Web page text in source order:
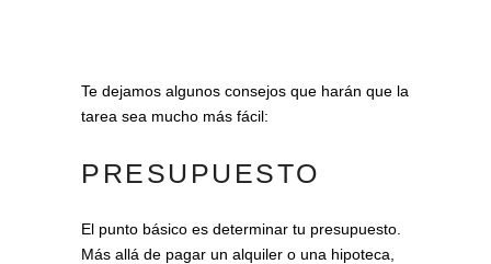
Te dejamos algunos consejos que harán que la
tarea sea mucho más fácil:
PRESUPUESTO
El punto básico es determinar tu presupuesto.
Más allá de pagar un alquiler o una hipoteca,